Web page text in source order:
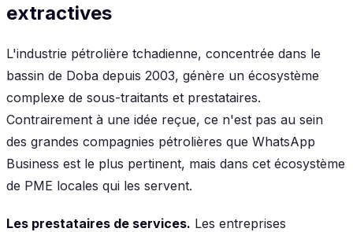
extractives
L'industrie pétrolière tchadienne, concentrée dans le
bassin de Doba depuis 2003, génère un écosystème
complexe de sous-traitants et prestataires.
Contrairement à une idée reçue, ce n'est pas au sein
des grandes compagnies pétrolières que WhatsApp
Business est le plus pertinent, mais dans cet écosystème
de PME locales qui les servent.
Les prestataires de services. Les entreprises